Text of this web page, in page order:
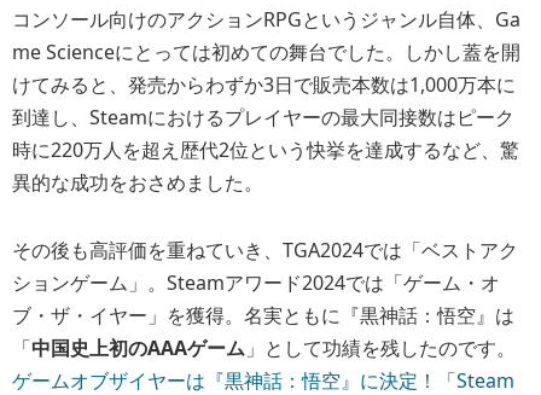
コンソール向けのアクションRPGというジャンル自体、Ga
me Scienceにとっては初めての舞台でした。しかし蓋を開
けてみると、発売からわずか3日で販売本数は1,000万本に
到達し、Steamにおけるプレイヤーの最大同接数はピーク
時に220万人を超え歴代2位という快挙を達成するなど、驚
異的な成功をおさめました。
その後も高評価を重ねていき、TGA2024では「ベストアク
ションゲーム」。Steamアワード2024では「ゲーム・オ
ブ・ザ・イヤー」を獲得。名実ともに『黒神話：悟空』は
「中国史上初のAAAゲーム 」として功績を残したのです。
ゲームオブザイヤーは『黒神話：悟空』に決定！「Steam